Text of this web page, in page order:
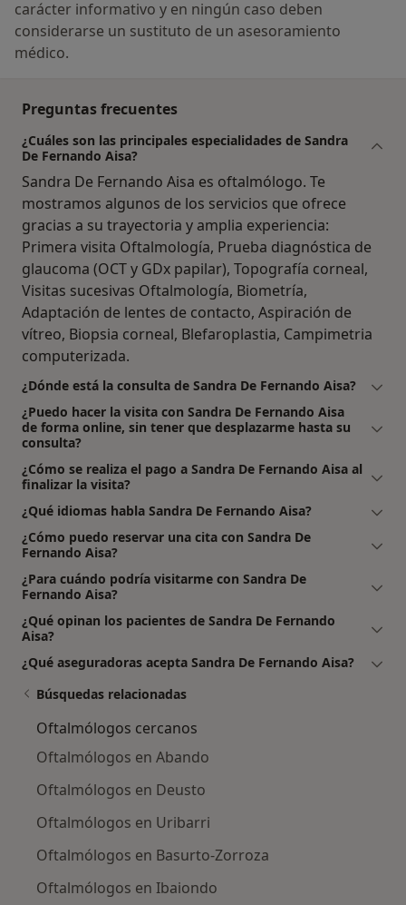
carácter informativo y en ningún caso deben
considerarse un sustituto de un asesoramiento
médico.
Preguntas frecuentes
¿Cuáles son las principales especialidades de Sandra
De Fernando Aisa?
Sandra De Fernando Aisa es oftalmólogo. Te
mostramos algunos de los servicios que ofrece
gracias a su trayectoria y amplia experiencia:
Primera visita Oftalmología, Prueba diagnóstica de
glaucoma (OCT y GDx papilar), Topografía corneal,
Visitas sucesivas Oftalmología, Biometría,
Adaptación de lentes de contacto, Aspiración de
vítreo, Biopsia corneal, Blefaroplastia, Campimetria
computerizada.
¿Dónde está la consulta de Sandra De Fernando Aisa?
¿Puedo hacer la visita con Sandra De Fernando Aisa
de forma online, sin tener que desplazarme hasta su
consulta?
¿Cómo se realiza el pago a Sandra De Fernando Aisa al
finalizar la visita?
¿Qué idiomas habla Sandra De Fernando Aisa?
¿Cómo puedo reservar una cita con Sandra De
Fernando Aisa?
¿Para cuándo podría visitarme con Sandra De
Fernando Aisa?
¿Qué opinan los pacientes de Sandra De Fernando
Aisa?
¿Qué aseguradoras acepta Sandra De Fernando Aisa?
Búsquedas relacionadas
Oftalmólogos cercanos
Oftalmólogos en Abando
Oftalmólogos en Deusto
Oftalmólogos en Uribarri
Oftalmólogos en Basurto-Zorroza
Oftalmólogos en Ibaiondo